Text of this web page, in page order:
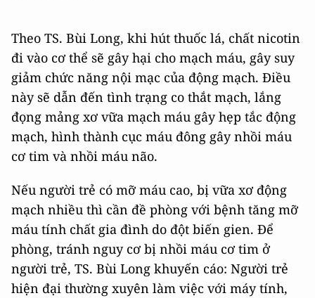
Theo TS. Bùi Long, khi hút thuốc lá, chất nicotin
đi vào cơ thể sẽ gây hại cho mạch máu, gây suy
giảm chức năng nội mạc của động mạch. Điều
này sẽ dẫn đến tình trạng co thắt mạch, lắng
đọng mảng xơ vữa mạch máu gây hẹp tắc động
mạch, hình thành cục máu đông gây nhồi máu
cơ tim và nhồi máu não.
Nếu người trẻ có mỡ máu cao, bị vữa xơ động
mạch nhiều thì cần đề phòng với bệnh tăng mỡ
máu tính chất gia đình do đột biến gien. Để
phòng, tránh nguy cơ bị nhồi máu cơ tim ở
người trẻ, TS. Bùi Long khuyến cáo: Người trẻ
hiện đại thường xuyên làm việc với máy tính,